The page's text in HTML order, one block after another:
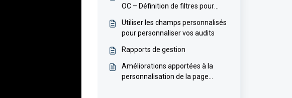
OC – Définition de filtres pour
documents
Utiliser les champs personnalisés
pour personnaliser vos audits
Rapports de gestion
Améliorations apportées à la
personnalisation de la page